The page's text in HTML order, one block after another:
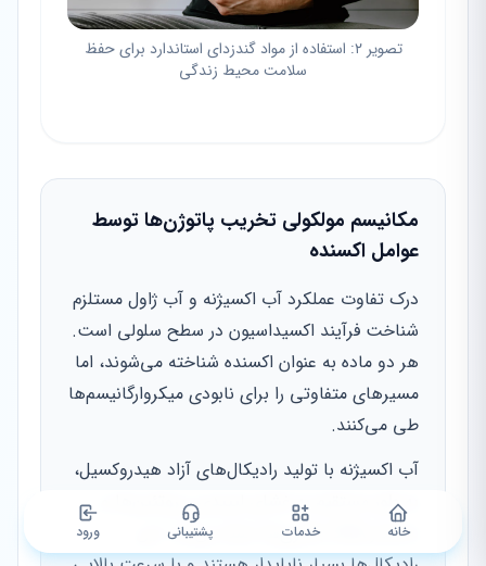
تصویر ۲: استفاده از مواد گندزدای استاندارد برای حفظ
سلامت محیط زندگی
مکانیسم مولکولی تخریب پاتوژن‌ها توسط
عوامل اکسنده
درک تفاوت عملکرد آب اکسیژنه و آب ژاول مستلزم
شناخت فرآیند اکسیداسیون در سطح سلولی است.
هر دو ماده به عنوان اکسنده شناخته می‌شوند، اما
مسیرهای متفاوتی را برای نابودی میکروارگانیسم‌ها
طی می‌کنند.
آب اکسیژنه با تولید رادیکال‌های آزاد هیدروکسیل،
به طور مستقیم به غشای لیپیدی، پروتئین‌ها و
ساختار DNA باکتری‌ها حمله می‌کند. این
خانه خدمات پشتیبانی ورود